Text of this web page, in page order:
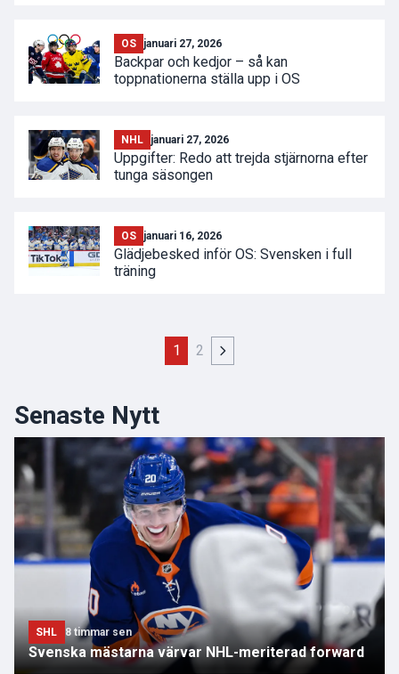
OS januari 27, 2026
Backpar och kedjor – så kan
toppnationerna ställa upp i OS
NHL januari 27, 2026
Uppgifter: Redo att trejda stjärnorna efter
tunga säsongen
OS januari 16, 2026
Glädjebesked inför OS: Svensken i full
träning
1 2
Senaste Nytt
SHL 8 timmar sen
Svenska mästarna värvar NHL-meriterad forward